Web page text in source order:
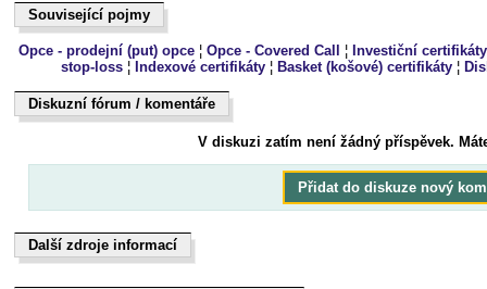
Související pojmy
Související pojmy
Opce - prodejní (put) opce ¦ Opce - Covered Call ¦ Investiční certifikáty
stop-loss ¦ Indexové certifikáty ¦ Basket (košové) certifikáty ¦
Diskuzní fórum / komentáře
Dukiszín fmóur / kteoeřnám
V diskuzi zatím není žádný příspěvek.
Přidat do diskuze nový
Další zdroje informací
Další zdroje informací